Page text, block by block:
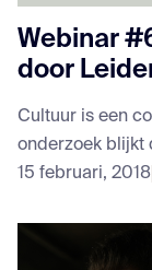
Webinar
door
Cultuur is een
onderzoek blijkt
15 februari, 2018